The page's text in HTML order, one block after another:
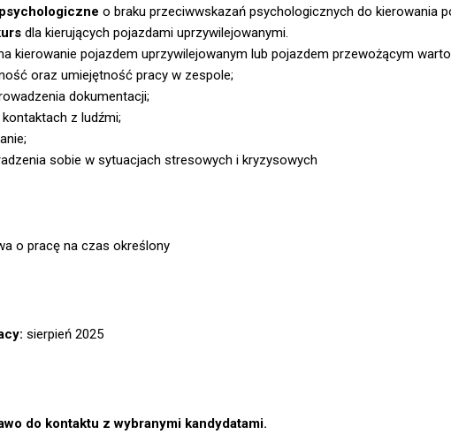
o braku przeciwwskazań psychologicznych do kierowania
dla kierujących pojazdami uprzywilejowanymi.
kierowanie pojazdem uprzywilejowanym lub pojazdem przewożącym
oraz umiejętność pracy w zespole;
dokumentacji;
z ludźmi;
sobie w sytuacjach stresowych i kryzysowych
o pracę na czas określony
sierpień 2025
do kontaktu z wybranymi kandydatami.